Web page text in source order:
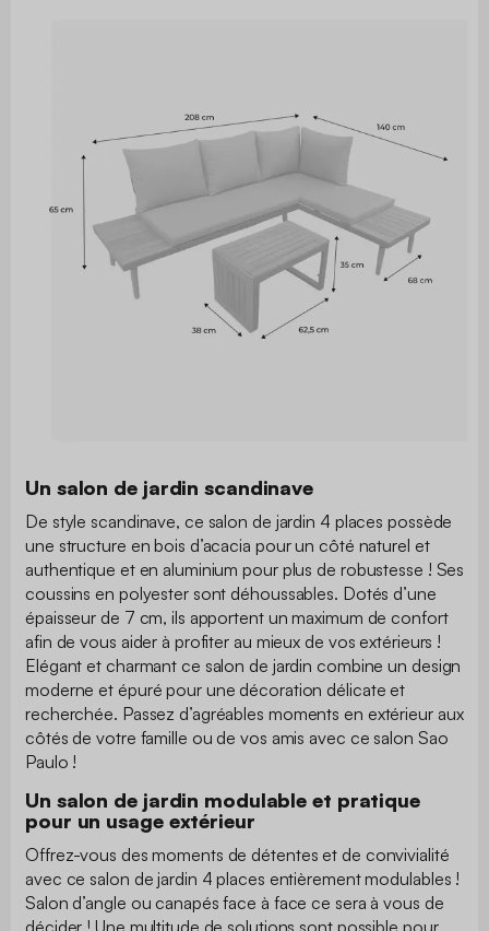
Un salon de jardin scandinave
De style scandinave, ce salon de jardin 4 places possède
une structure en bois d’acacia pour un côté naturel et
authentique et en aluminium pour plus de robustesse ! Ses
coussins en polyester sont déhoussables. Dotés d’une
épaisseur de 7 cm, ils apportent un maximum de confort
afin de vous aider à profiter au mieux de vos extérieurs !
Elégant et charmant ce salon de jardin combine un design
moderne et épuré pour une décoration délicate et
recherchée. Passez d’agréables moments en extérieur aux
côtés de votre famille ou de vos amis avec ce salon Sao
Paulo !
Un salon de jardin modulable et pratique
pour un usage extérieur
Offrez-vous des moments de détentes et de convivialité
avec ce salon de jardin 4 places entièrement modulables !
Salon d’angle ou canapés face à face ce sera à vous de
décider ! Une multitude de solutions sont possible pour